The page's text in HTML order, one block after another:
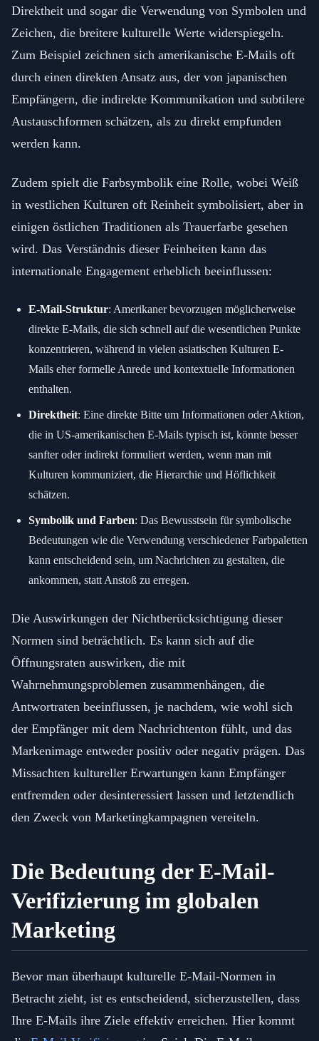
Direktheit und sogar die Verwendung von Symbolen und
Zeichen, die breitere kulturelle Werte widerspiegeln.
Zum Beispiel zeichnen sich amerikanische E-Mails oft
durch einen direkten Ansatz aus, der von japanischen
Empfängern, die indirekte Kommunikation und subtilere
Austauschformen schätzen, als zu direkt empfunden
werden kann.
Zudem spielt die Farbsymbolik eine Rolle, wobei Weiß
in westlichen Kulturen oft Reinheit symbolisiert, aber in
einigen östlichen Traditionen als Trauerfarbe gesehen
wird. Das Verständnis dieser Feinheiten kann das
internationale Engagement erheblich beeinflussen:
E-Mail-Struktur: Amerikaner bevorzugen möglicherweise
direkte E-Mails, die sich schnell auf die wesentlichen Punkte
konzentrieren, während in vielen asiatischen Kulturen E-
Mails eher formelle Anrede und kontextuelle Informationen
enthalten.
Direktheit: Eine direkte Bitte um Informationen oder Aktion,
die in US-amerikanischen E-Mails typisch ist, könnte besser
sanfter oder indirekt formuliert werden, wenn man mit
Kulturen kommuniziert, die Hierarchie und Höflichkeit
schätzen.
Symbolik und Farben: Das Bewusstsein für symbolische
Bedeutungen wie die Verwendung verschiedener Farbpaletten
kann entscheidend sein, um Nachrichten zu gestalten, die
ankommen, statt Anstoß zu erregen.
Die Auswirkungen der Nichtberücksichtigung dieser
Normen sind beträchtlich. Es kann sich auf die
Öffnungsraten auswirken, die mit
Wahrnehmungsproblemen zusammenhängen, die
Antwortraten beeinflussen, je nachdem, wie wohl sich
der Empfänger mit dem Nachrichtenton fühlt, und das
Markenimage entweder positiv oder negativ prägen. Das
Missachten kultureller Erwartungen kann Empfänger
entfremden oder desinteressiert lassen und letztendlich
den Zweck von Marketingkampagnen vereiteln.
Die Bedeutung der E-Mail-
Verifizierung im globalen
Marketing
Bevor man überhaupt kulturelle E-Mail-Normen in
Betracht zieht, ist es entscheidend, sicherzustellen, dass
Ihre E-Mails ihre Ziele effektiv erreichen. Hier kommt